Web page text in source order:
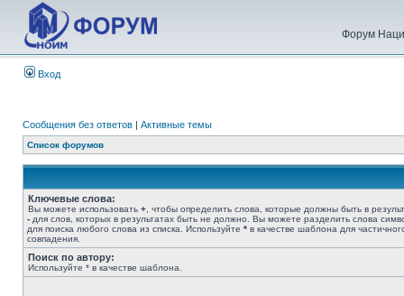
Форум
Вход
Сообщения без ответов | Активные темы
Список форумов
Ключевые слова:
Вы можете использовать + , чтобы определить слова, которые должны быть в
- для слов, которых в результатах быть не должно. Вы можете разделить слова
для поиска любого слова из списка. Используйте * в качестве шаблона для
совпадения.
Поиск по автору:
Используйте * в качестве шаблона.